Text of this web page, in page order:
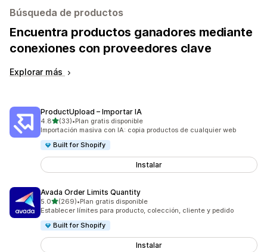
Búsqueda de productos
Encuentra productos ganadores mediante
conexiones con proveedores clave
Explorar más
ProductUpload – Importar IA
4.8de 5 estrellas
(33)
33 reseñas en total
•Plan gratis disponible
Importación masiva con IA: copia productos de cualquier web
Built for Shopify
Instalar
Avada Order Limits Quantity
5.0de 5 estrellas
(269)
269 reseñas en total
•Plan gratis disponible
Establecer límites para producto, colección, cliente y pedido
Built for Shopify
Instalar